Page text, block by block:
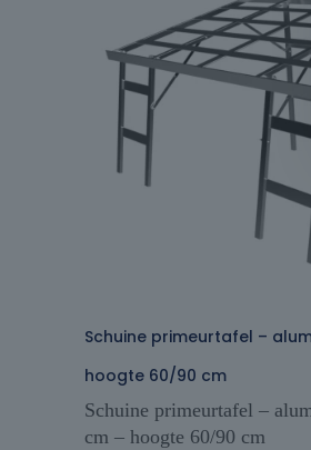
Schuine primeurtafel –
hoogte 60/90 cm
Schuine primeurtafel –
cm – hoogte 60/90 cm